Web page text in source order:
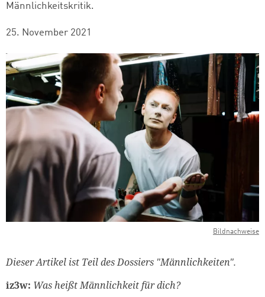
Männlichkeitskritik.
25. November 2021
Bildnachweise
Dieser Artikel ist Teil des Dossiers "Männlichkeiten".
iz3w: Was heißt Männlichkeit für dich?